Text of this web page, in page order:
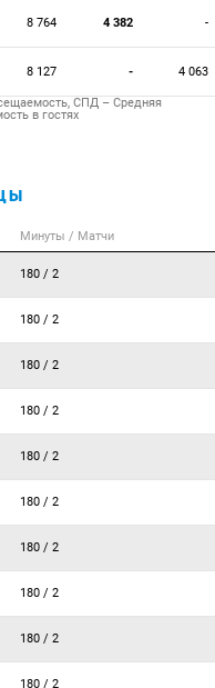
8 764 4 382 -
8 127 - 4 063
СПД – Средняя
в гостях
Минуты / Матчи
180 / 2
180 / 2
180 / 2
180 / 2
180 / 2
180 / 2
180 / 2
180 / 2
180 / 2
180 / 2